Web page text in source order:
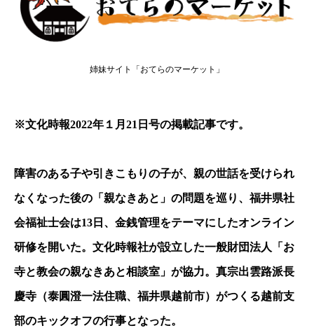
姉妹サイト「おてらのマーケット」
※文化時報2022年１月21日号の掲載記事です。
障害のある子や引きこもりの子が、親の世話を受けられ
なくなった後の「親なきあと」の問題を巡り、福井県社
会福祉士会は13日、金銭管理をテーマにしたオンライン
研修を開いた。文化時報社が設立した一般財団法人「お
寺と教会の親なきあと相談室」が協力。真宗出雲路派長
慶寺（泰圓澄一法住職、福井県越前市）がつくる越前支
部のキックオフの行事となった。